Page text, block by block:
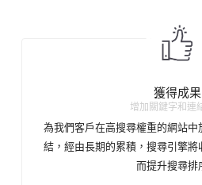
獲得成果
增加關鍵字和連
為我們客戶在高搜尋權重的網站
結，經由長期的累積，搜尋引擎
而提升搜尋排